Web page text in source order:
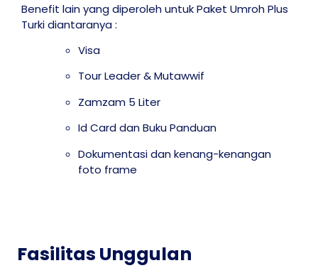
Benefit lain yang diperoleh untuk Paket Umroh Plus
Turki diantaranya :
Visa
Tour Leader & Mutawwif
Zamzam 5 Liter
Id Card dan Buku Panduan
Dokumentasi dan kenang-kenangan
foto frame
Fasilitas Unggulan